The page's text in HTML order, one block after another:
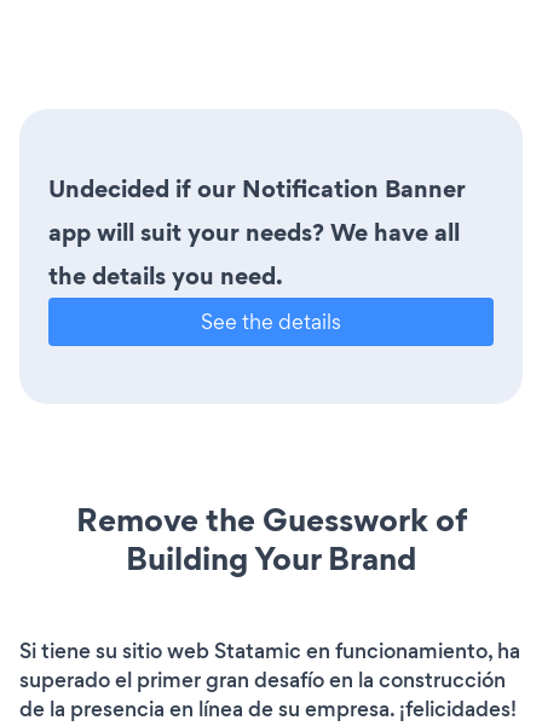
Undecided if our Notification Banner
app will suit your needs? We have all
the details you need.
See the details
Remove the Guesswork of
Building Your Brand
Si tiene su sitio web Statamic en funcionamiento, ha
superado el primer gran desafío en la construcción
de la presencia en línea de su empresa. ¡felicidades!